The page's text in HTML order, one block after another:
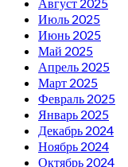
Июль 2025
Июнь 2025
Май 2025
Апрель 2025
Март 2025
Февраль 2025
Январь 2025
Декабрь 2024
Ноябрь 2024
Октябрь 2024